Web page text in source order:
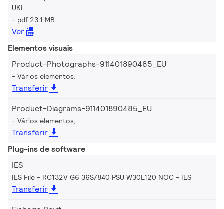
UKI
pdf 23.1 MB
Ver
Elementos visuais
Product-Photographs-911401890485_EU
Vários elementos,
Transferir
Product-Diagrams-911401890485_EU
Vários elementos,
Transferir
Plug-ins de software
IES
IES File - RC132V G6 36S/840 PSU W30L120 NOC IES
Transferir